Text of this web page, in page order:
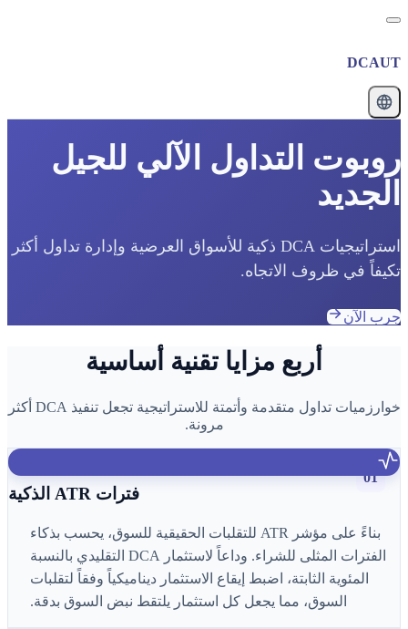
DCAUT
روبوت التداول الآلي للجيل
الجديد
استراتيجيات DCA ذكية للأسواق العرضية وإدارة تداول أكثر
تكيفاً في ظروف الاتجاه.
جرب الآن
أربع مزايا تقنية أساسية
خوارزميات تداول متقدمة وأتمتة للاستراتيجية تجعل تنفيذ DCA أكثر
مرونة.
01
فترات ATR الذكية
بناءً على مؤشر ATR للتقلبات الحقيقية للسوق، يحسب بذكاء
الفترات المثلى للشراء. وداعاً لاستثمار DCA التقليدي بالنسبة
المئوية الثابتة، اضبط إيقاع الاستثمار ديناميكياً وفقاً لتقلبات
السوق، مما يجعل كل استثمار يلتقط نبض السوق بدقة.